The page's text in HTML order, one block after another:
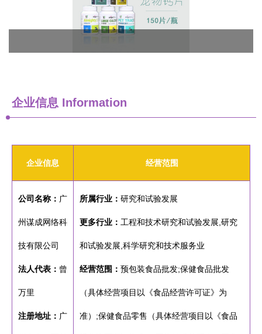
企业信息 Information
企业信息 经营范围
公司名称： 广
州谋成网络科
技有限公司
法人代表： 曾
万里
注册地址： 广
所属行业： 研究和试验发展
更多行业： 工程和技术研究和试验发展,研究
和试验发展,科学研究和技术服务业
经营范围： 预包装食品批发;保健食品批发
（具体经营项目以《食品经营许可证》为
准）;保健食品零售（具体经营项目以《食品